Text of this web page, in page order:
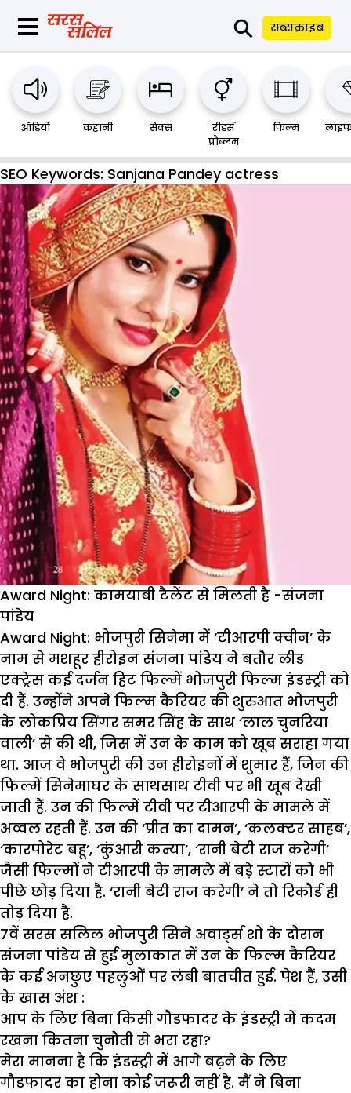
⚲ सब्सक्राइब
ऑडियो कहानी सेक्स
रीडर्स
प्रौब्लम
फिल्म
SEO Keywords: Sanjana Pandey actress
Award Night: कामयाबी टैलेंट से मिलती है -संजना
पांडेय
Award Night: भोजपुरी सिनेमा में ‘टीआरपी क्वीन’ के
नाम से मशहूर हीरोइन संजना पांडेय ने बतौर लीड
एक्ट्रेस कई दर्जन हिट फिल्में भोजपुरी फिल्म इंडस्ट्री को
दी हैं. उन्होंने अपने फिल्म कैरियर की शुरुआत भोजपुरी
के लोकप्रिय सिंगर समर सिंह के साथ ‘लाल चुनरिया
वाली’ से की थी, जिस में उन के काम को खूब सराहा गया
था. आज वे भोजपुरी की उन हीरोइनों में शुमार हैं, जिन की
फिल्में सिनेमाघर के साथसाथ टीवी पर भी खूब देखी
जाती हैं. उन की फिल्में टीवी पर टीआरपी के मामले में
अव्वल रहती हैं. उन की ‘प्रीत का दामन’, ‘कलक्टर साहब’,
‘कारपोरेट बहू’, ‘कुंआरी कन्या’, ‘रानी बेटी राज करेगी’
जैसी फिल्मों ने टीआरपी के मामले में बड़े स्टारों को भी
पीछे छोड़ दिया है. ‘रानी बेटी राज करेगी’ ने तो रिकौर्ड ही
तोड़ दिया है.
7वें सरस सलिल भोजपुरी सिने अवार्ड्स शो के दौरान
संजना पांडेय से हुई मुलाकात में उन के फिल्म कैरियर
के कई अनछुए पहलुओं पर लंबी बातचीत हुई. पेश हैं, उसी
के खास अंश :
आप के लिए बिना किसी गौडफादर के इंडस्ट्री में कदम
रखना कितना चुनौती से भरा रहा?
मेरा मानना है कि इंडस्ट्री में आगे बढ़ने के लिए
गौडफादर का होना कोई जरूरी नहीं है. मैं ने बिना